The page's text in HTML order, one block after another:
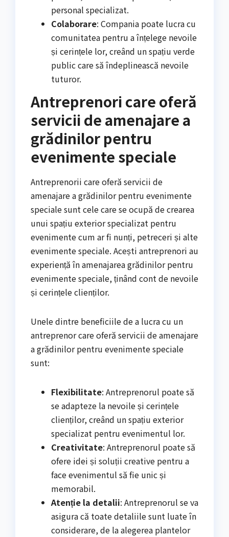
personal specializat.
Colaborare: Compania poate lucra cu
comunitatea pentru a înțelege nevoile
și cerințele lor, creând un spațiu verde
public care să îndeplinească nevoile
tuturor.
Antreprenori care oferă
servicii de amenajare a
grădinilor pentru
evenimente speciale
Antreprenorii care oferă servicii de
amenajare a grădinilor pentru evenimente
speciale sunt cele care se ocupă de crearea
unui spațiu exterior specializat pentru
evenimente cum ar fi nunți, petreceri și alte
evenimente speciale. Acești antreprenori au
experiență în amenajarea grădinilor pentru
evenimente speciale, ținând cont de nevoile
și cerințele clienților.
Unele dintre beneficiile de a lucra cu un
antreprenor care oferă servicii de amenajare
a grădinilor pentru evenimente speciale
sunt:
Flexibilitate: Antreprenorul poate să
se adapteze la nevoile și cerințele
clienților, creând un spațiu exterior
specializat pentru evenimentul lor.
Creativitate: Antreprenorul poate să
ofere idei și soluții creative pentru a
face evenimentul să fie unic și
memorabil.
Atenție la detalii: Antreprenorul se va
asigura că toate detaliile sunt luate în
considerare, de la alegerea plantelor